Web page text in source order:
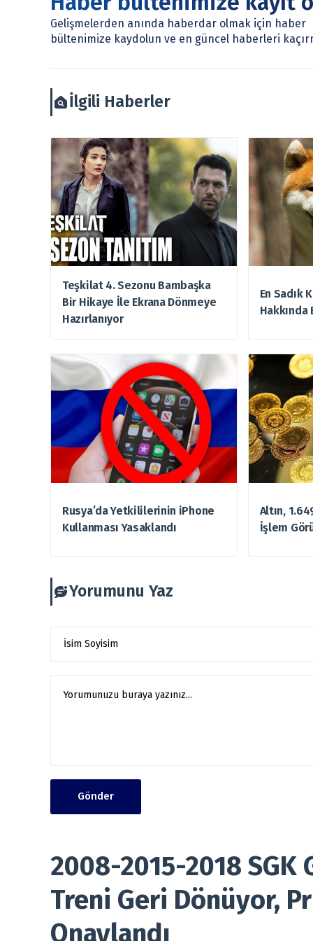
Sitemizde bulunan bilgiler ve görüşler, sizin mali
burada yer alan bilgilere dayanarak, yatırım
Gelişmelerden anında haberdar olmak için haber
bültenimize kaydolun ve en güncel haberleri
İlgili Haberler
Teşkilat 4. Sezonu Bambaşka
Bir Hikaye İle Ekrana Dönmeye
Hazırlanıyor
En Sadık
Rusya’da Yetkililerinin iPhone
Kullanması Yasaklandı
Altın,
İşlem
Yorumunu Yaz
Gönder
2008-2015-2018 SGK
Treni Geri Dönüyor,
Onaylandı